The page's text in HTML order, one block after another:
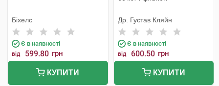
Біхелс
Є в наявності
від 599.80 грн
КУПИТИ
Др. Густав Кляйн
Є в наявності
від 600.50 грн
КУПИТИ